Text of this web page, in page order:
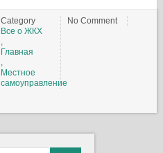
Category
Все о ЖКХ
,
Главная
,
Местное
самоуправление
No Comment